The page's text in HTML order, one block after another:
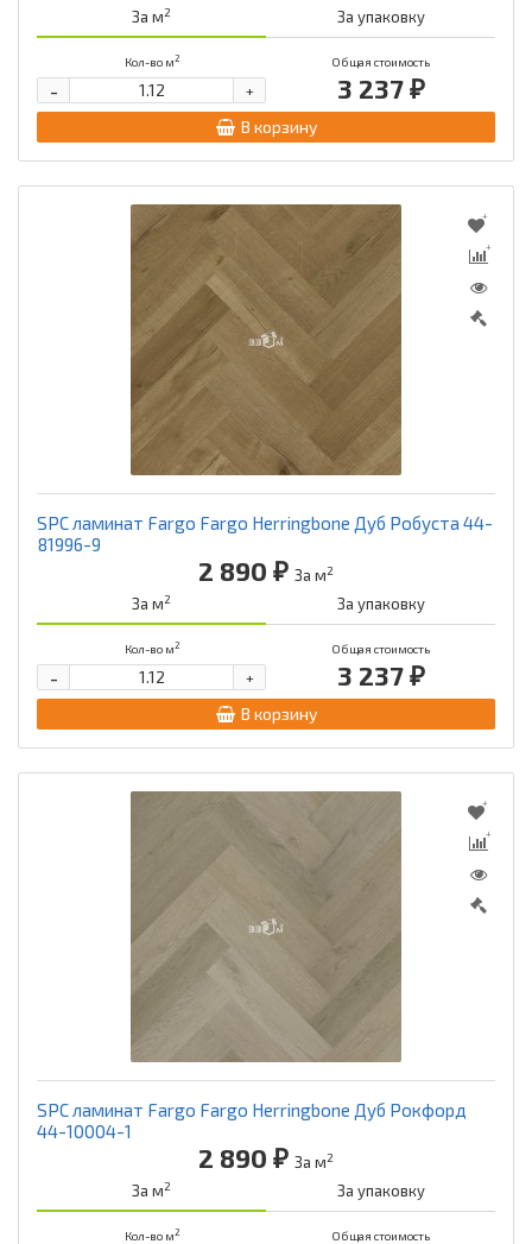
За м2 За упаковку
Кол-во м2 Общая стоимость
3 237 ₽
+
-
В корзину
SPC ламинат Fargo Fargo Herringbone Дуб Робуста 44-
81996-9
2 890 ₽ За м2
За м2 За упаковку
Кол-во м2 Общая стоимость
3 237 ₽
+
-
В корзину
SPC ламинат Fargo Fargo Herringbone Дуб Рокфорд
44-10004-1
2 890 ₽ За м2
За м2 За упаковку
Кол-во м2 Общая стоимость